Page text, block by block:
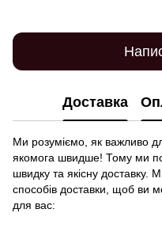
Доставка
Ми розуміємо, як важливо
якомога швидше! Тому ми
швидку та якісну доставку.
способів доставки, щоб ви
для вас: